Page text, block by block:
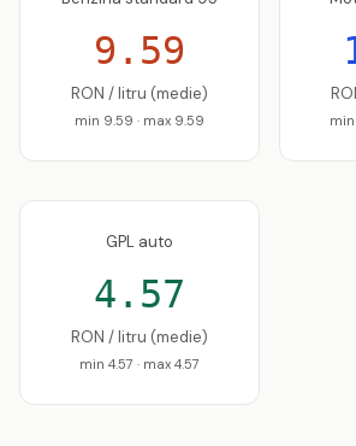
9.59
RON / litru (medie)
min 9.59 · max 9.59 min
GPL auto
4.57
RON / litru (medie)
min 4.57 · max 4.57